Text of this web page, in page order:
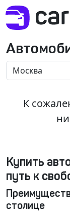
К
Купить
путь к
столице